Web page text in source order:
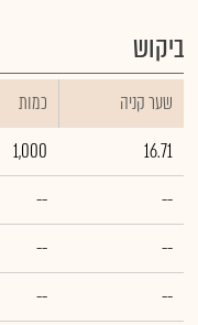
ביקוש
שער קניה כמות
16.71
1,000
--
--
--
--
--
--